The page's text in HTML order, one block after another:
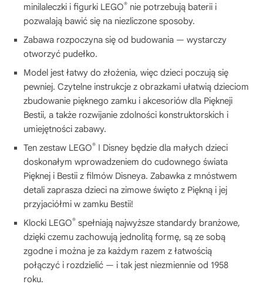
minilaleczki i figurki LEGO® nie potrzebują baterii i
pozwalają bawić się na niezliczone sposoby.
Zabawa rozpoczyna się od budowania — wystarczy
otworzyć pudełko.
Model jest łatwy do złożenia, więc dzieci poczują się
pewniej. Czytelne instrukcje z obrazkami ułatwią dzieciom
zbudowanie pięknego zamku i akcesoriów dla Piękneji
Bestii, a także rozwijanie zdolności konstruktorskich i
umiejętności zabawy.
Ten zestaw LEGO® ǀ Disney będzie dla małych dzieci
doskonałym wprowadzeniem do cudownego świata
Pięknej i Bestii z filmów Disneya. Zabawka z mnóstwem
detali zaprasza dzieci na zimowe święto z Piękną i jej
przyjaciółmi w zamku Bestii!
Klocki LEGO® spełniają najwyższe standardy branżowe,
dzięki czemu zachowują jednolitą formę, są ze sobą
zgodne i można je za każdym razem z łatwością
połączyć i rozdzielić — i tak jest niezmiennie od 1958
roku.